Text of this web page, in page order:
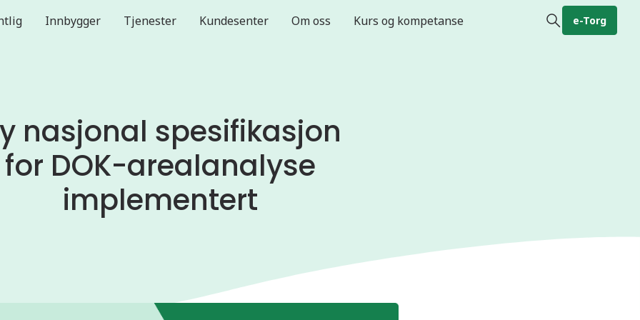
Innbygger Tjenester Kundesenter Om oss Kurs og kompetanse e-Torg
nasjonal spesifikasjon
for DOK-arealanalyse
implementert